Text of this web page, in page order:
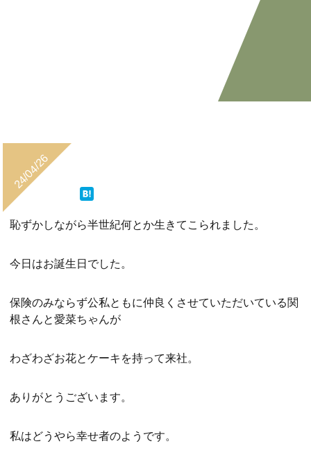
24/04/26
恥ずかしながら半世紀何とか生きてこられました。
今日はお誕生日でした。
保険のみならず公私ともに仲良くさせていただいている関
根さんと愛菜ちゃんが
わざわざお花とケーキを持って来社。
ありがとうございます。
私はどうやら幸せ者のようです。